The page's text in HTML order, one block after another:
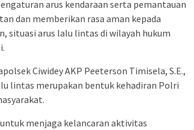
arus kendaraan serta pemantauan
dan memberikan rasa aman kepada
situasi arus lalu lintas di wilayah hukum
Ciwidey AKP Peeterson Timisela, S.E.,
lintas merupakan bentuk kehadiran Polri
menjaga kelancaran aktivitas